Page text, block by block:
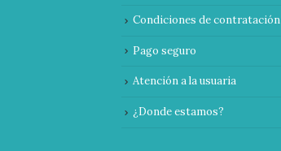
Condiciones de contratación
Pago seguro
Atención a la usuaria
¿Donde estamos?